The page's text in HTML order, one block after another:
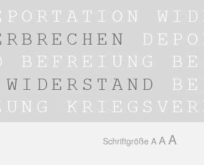
Schriftgröße A A A